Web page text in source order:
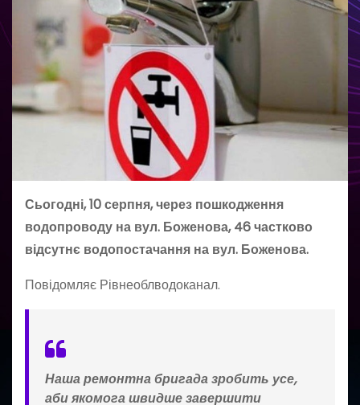
Сьогодні, 10 серпня, через пошкодження
водопроводу на вул. Боженова, 46 частково
відсутнє водопостачання на вул. Боженова.
Повідомляє Рівнеоблводоканал.
Наша ремонтна бригада зробить усе,
аби якомога швидше завершити